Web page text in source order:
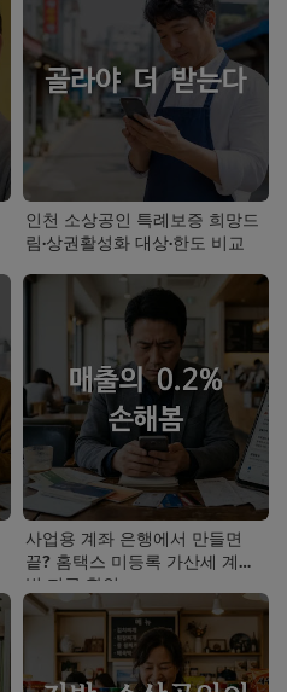
인천 소상공인 특례보증 희망드
림·상권활성화 대상·한도 비교
사업용 계좌 은행에서 만들면
끝? 홈택스 미등록 가산세 계산
법 지금 확인